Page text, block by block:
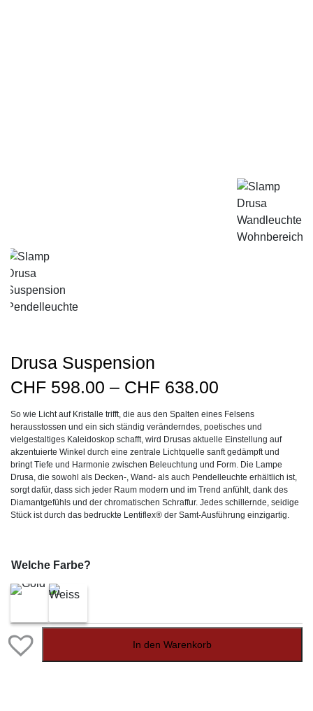
Drusa Suspension
CHF 598.00 – CHF 638.00
bis
CHF638.00
So wie Licht auf Kristalle trifft, die aus den Spalten eines Felsens
herausstossen und ein sich ständig veränderndes, poetisches und
vielgestaltiges Kaleidoskop schafft, wird Drusas aktuelle Einstellung auf
akzentuierte Winkel durch eine zentrale Lichtquelle sanft gedämpft und
bringt Tiefe und Harmonie zwischen Beleuchtung und Form. Die Lampe
Drusa, die sowohl als Decken-, Wand- als auch Pendelleuchte erhältlich ist,
sorgt dafür, dass sich jeder Raum modern und im Trend anfühlt, dank des
Diamantgefühls und der chromatischen Schraffur. Jedes schillernde, seidige
Stück ist durch das bedruckte Lentiflex® der Samt-Ausführung einzigartig.
Welche Farbe?
In den Warenkorb